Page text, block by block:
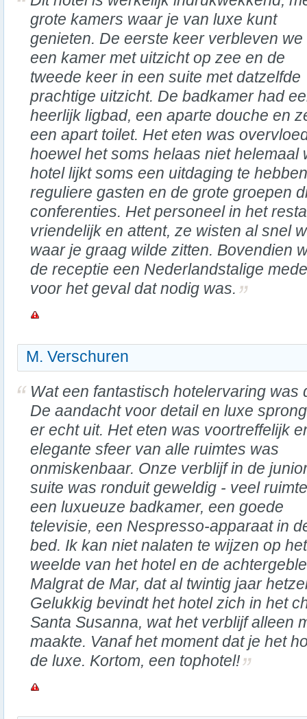
grote kamers waar je van luxe kunt
genieten. De eerste keer verbleven we
een kamer met uitzicht op zee en de
tweede keer in een suite met datzelfde
prachtige uitzicht. De badkamer had
heerlijk ligbad, een aparte douche en
een apart toilet. Het eten was
hoewel het soms helaas niet helemaal
hotel lijkt soms een uitdaging te
reguliere gasten en de grote groepen
conferenties. Het personeel in het
vriendelijk en attent, ze wisten al snel
waar je graag wilde zitten. Bovendien
de receptie een Nederlandstalige
voor het geval dat nodig was.
M. Verschuren
Wat een fantastisch hotelervaring was
De aandacht voor detail en luxe
er echt uit. Het eten was voortreffelijk
elegante sfeer van alle ruimtes was
onmiskenbaar. Onze verblijf in de
suite was ronduit geweldig - veel
een luxueuze badkamer, een goede
televisie, een Nespresso-apparaat in
bed. Ik kan niet nalaten te wijzen op
weelde van het hotel en de
Malgrat de Mar, dat al twintig jaar
Gelukkig bevindt het hotel zich in het
Santa Susanna, wat het verblijf alleen
maakte. Vanaf het moment dat je het
de luxe. Kortom, een tophotel!